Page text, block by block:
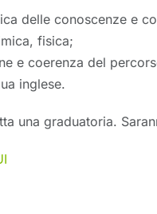
delle conoscenze e
fisica;
e coerenza del
inglese.
una graduatoria.